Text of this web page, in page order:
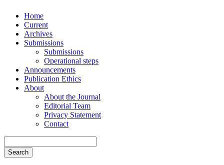
Home
Current
Archives
Submissions
Submissions
Operational steps
Announcements
Publication Ethics
About
About the Journal
Editorial Team
Privacy Statement
Contact
Search